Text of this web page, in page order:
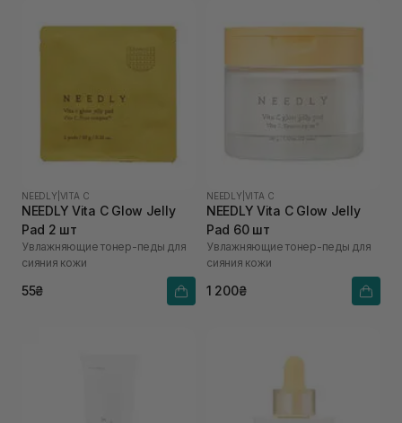
NEEDLY VITA C
NEEDLY Vita C Glow Jelly
Pad 2 шт
Увлажняющие тонер-педы для
сияния кожи
55₴
NEEDLY VITA C
NEEDLY Vita C Glow Jelly
Pad 60 шт
Увлажняющие тонер-педы для
сияния кожи
1 200₴